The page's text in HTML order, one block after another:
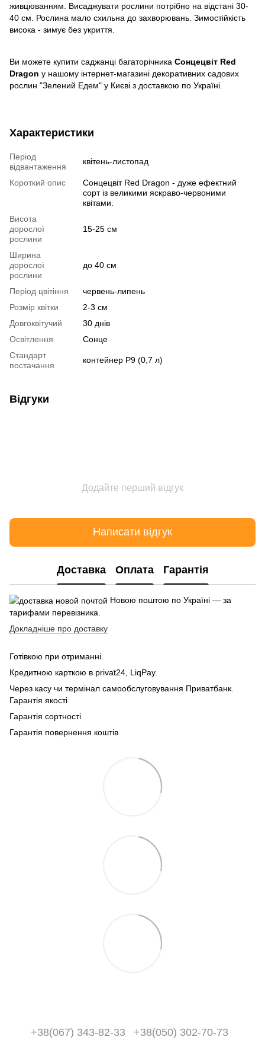
живцюванням. Висаджувати рослини потрібно на відстані 30-
40 см. Рослина мало схильна до захворювань. Зимостійкість
висока - зимує без укриття.
Ви можете купити саджанці багаторічника Сонцецвіт Red
Dragon у нашому інтернет-магазині декоративних садових
рослин "Зелений Едем" у Києві з доставкою по Україні.
Характеристики
Період
відвантаження
квітень-листопад
Короткий опис
Сонцецвіт Red Dragon - дуже ефектний
сорт із великими яскраво-червоними
квітами.
Висота
дорослої
рослини
15-25 см
Ширина
дорослої
рослини
до 40 см
Період цвітіння
червень-липень
Розмір квітки
2-3 см
Довгоквітучий
30 днів
Освітлення
Сонце
Стандарт
постачання
контейнер Р9 (0,7 л)
Відгуки
Додайте перший відгук
Написати відгук
Доставка Оплата Гарантія
Новою поштою по Україні — за
тарифами перевізника.
Докладніше про доставку
Готівкою при отриманні.
Кредитною карткою в privat24, LiqPay.
Через касу чи термінал самообслуговування Приватбанк.
Гарантія якості
Гарантія сортності
Гарантія повернення коштів
+38(067) 343-82-33 +38(050) 302-70-73